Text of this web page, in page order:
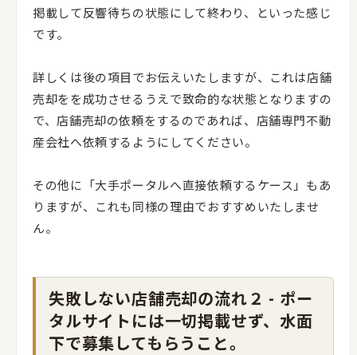
掲載して反響待ちの状態にして終わり、といった感じ
です。
詳しくは後の項目でお伝えいたしますが、これは店舗
売却をを成功させるうえで致命的な状態となりますの
で、店舗売却の依頼をするのであれば、店舗専門不動
産会社へ依頼するようにしてください。
その他に「大手ポータルへ直接依頼するケース」もあ
りますが、これも同様の理由でおすすめいたしませ
ん。
失敗しない店舗売却の流れ２ - ポー
タルサイトには一切掲載せず、水面
下で募集してもらうこと。